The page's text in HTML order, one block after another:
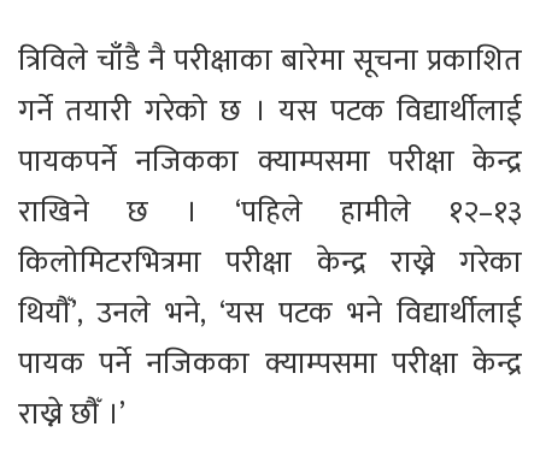
त्रिविले चाँडै नै परीक्षाका बारेमा सूचना प्रकाशित
गर्ने तयारी गरेको छ । यस पटक विद्यार्थीलाई
पायकपर्ने नजिकका क्याम्पसमा परीक्षा केन्द्र
राखिने छ । ‘पहिले हामीले १२–१३
किलोमिटरभित्रमा परीक्षा केन्द्र राख्ने गरेका
थियौँ’, उनले भने, ‘यस पटक भने विद्यार्थीलाई
पायक पर्ने नजिकका क्याम्पसमा परीक्षा केन्द्र
राख्ने छौँ ।’